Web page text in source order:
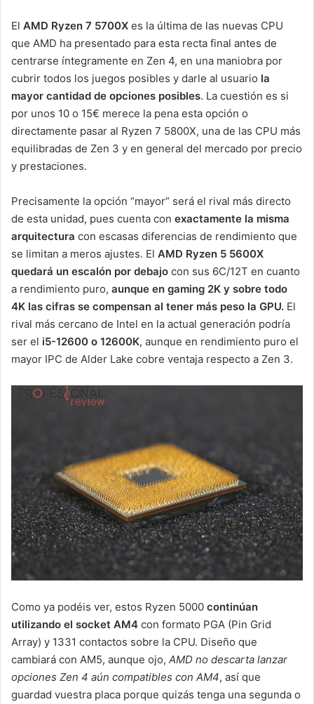
El AMD Ryzen 7 5700X es la última de las nuevas CPU
que AMD ha presentado para esta recta final antes de
centrarse íntegramente en Zen 4, en una maniobra por
cubrir todos los juegos posibles y darle al usuario la
mayor cantidad de opciones posibles. La cuestión es si
por unos 10 o 15€ merece la pena esta opción o
directamente pasar al Ryzen 7 5800X, una de las CPU más
equilibradas de Zen 3 y en general del mercado por precio
y prestaciones.
Precisamente la opción “mayor” será el rival más directo
de esta unidad, pues cuenta con exactamente la misma
arquitectura con escasas diferencias de rendimiento que
se limitan a meros ajustes. El AMD Ryzen 5 5600X
quedará un escalón por debajo con sus 6C/12T en cuanto
a rendimiento puro, aunque en gaming 2K y sobre todo
4K las cifras se compensan al tener más peso la GPU. El
rival más cercano de Intel en la actual generación podría
ser el i5-12600 o 12600K, aunque en rendimiento puro el
mayor IPC de Alder Lake cobre ventaja respecto a Zen 3.
Como ya podéis ver, estos Ryzen 5000 continúan
utilizando el socket AM4 con formato PGA (Pin Grid
Array) y 1331 contactos sobre la CPU. Diseño que
cambiará con AM5, aunque ojo, AMD no descarta lanzar
opciones Zen 4 aún compatibles con AM4, así que
guardad vuestra placa porque quizás tenga una segunda o